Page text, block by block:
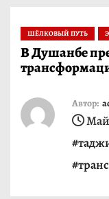
ШЁЛКОВЫЙ ПУТЬ
В Душанбе
Автор:
Май